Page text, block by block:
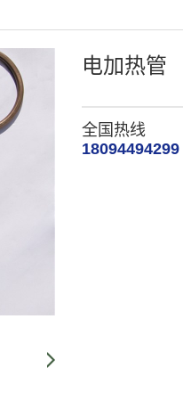
电加热管
全国热线
18094494299